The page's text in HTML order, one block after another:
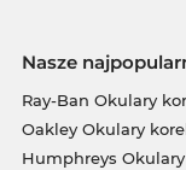
Nasze
Ray-Ban Okulary
Oakley Okulary
Humphreys